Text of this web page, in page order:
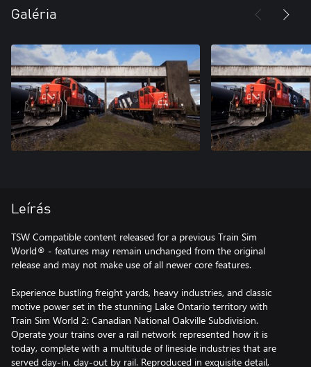
Galéria
Leírás
TSW Compatible content released for a previous Train Sim
World® - features may remain unchanged from the original
release and may not make use of all newer core features.
Experience bustling freight yards, heavy industries, and classic
motive power set in the stunning Lake Ontario territory with
Train Sim World 2: Canadian National Oakville Subdivision.
Operate your trains over a rail network represented how it is
today, complete with a multitude of lineside industries that are
served day-in, day-out by rail. Reproduced in exquisite detail,